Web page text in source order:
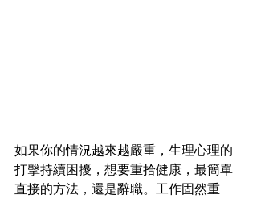
如果你的情況越來越嚴重，生理心理的
打擊持續困擾，想要重拾健康，最簡單
直接的方法，還是辭職。工作固然重